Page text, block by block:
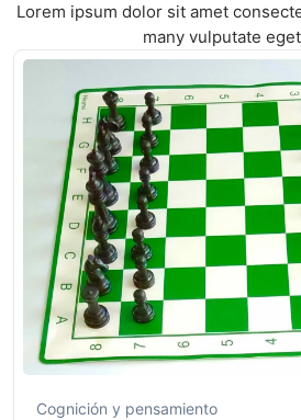
Lorem ipsum dolor sit amet
many vulputate
Cognición y pensamiento